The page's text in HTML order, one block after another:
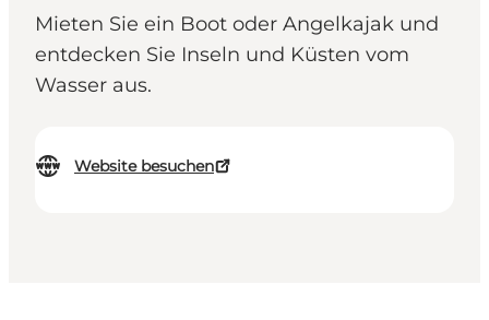
Mieten Sie ein Boot oder Angelkajak und
entdecken Sie Inseln und Küsten vom
Wasser aus.
Website besuchen